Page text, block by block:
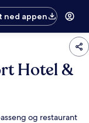
ned appen
Hotel &
og restaurant